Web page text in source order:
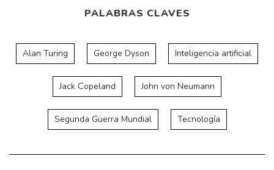
PALABRAS CLAVES
Alan Turing George Dyson Inteligencia artificial
Jack Copeland John von Neumann
Segunda Guerra Mundial Tecnología